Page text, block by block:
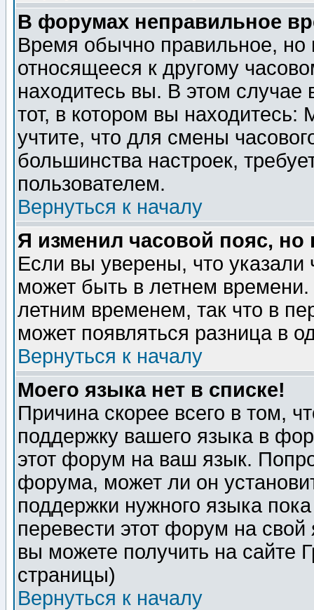
В форумах неправильное
Время обычно правильное,
относящееся к другому
находитесь вы. В этом
тот, в котором вы
учтите, что для смены
большинства настроек,
пользователем.
Вернуться к началу
Я изменил часовой пояс,
Если вы уверены, что указали
может быть в летнем
летним временем, так что в
может появляться разница в
Вернуться к началу
Моего языка нет в списке!
Причина скорее всего в том,
поддержку вашего языка в
этот форум на ваш язык.
форума, может ли он
поддержки нужного языка
перевести этот форум на
вы можете получить на сайте
страницы)
Вернуться к началу